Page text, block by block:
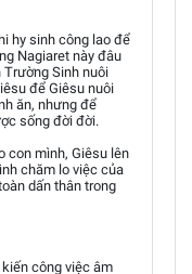
hy sinh công lao để
Nagiaret này đâu
Trường Sinh nuôi
để Giêsu nuôi
ăn, nhưng để
sống đời đời.
con mình, Giêsu lên
chăm lo việc của
dấn thân trong
công việc âm